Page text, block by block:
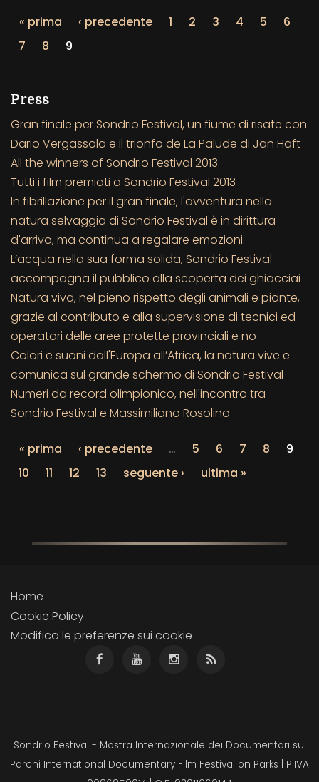
« prima ‹ precedente 1 2 3 4 5
6
7
8 9
Press
Gran finale per Sondrio Festival, un fiume di risate con
Dario Vergassola e il trionfo de La Palude di Jan Haft
All the winners of Sondrio Festival 2013
Tutti i film premiati a Sondrio Festival 2013
In fibrillazione per il gran finale, l'avventura nella
natura selvaggia di Sondrio Festival è in dirittura
d'arrivo, ma continua a regalare emozioni.
L’acqua nella sua forma solida, Sondrio Festival
accompagna il pubblico alla scoperta dei ghiacciai
Natura viva, nel pieno rispetto degli animali e piante,
grazie al contributo e alla supervisione di tecnici ed
operatori delle aree protette provinciali e no
Colori e suoni dall'Europa all’Africa, la natura vive e
comunica sul grande schermo di Sondrio Festival
Numeri da record olimpionico, nell'incontro tra
Sondrio Festival e Massimiliano Rosolino
« prima ‹ precedente … 5 6 7 8
9
10
11 12 13 seguente › ultima »
Home
Cookie Policy
Modifica le preferenze sui cookie
Sondrio Festival - Mostra Internazionale dei Documentari sui
Parchi International Documentary Film Festival on Parks | P.IVA